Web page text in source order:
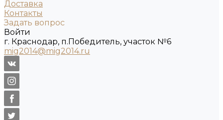
Доставка
Контакты
Задать вопрос
Войти
г. Краснодар, п.Победитель, участок №6
mig2014@mig2014.ru